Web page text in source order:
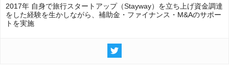
2017年 自身で旅行スタートアップ（Stayway）を立ち上げ資金調達
をした経験を生かしながら、補助金・ファイナンス・M&Aのサポー
トを実施